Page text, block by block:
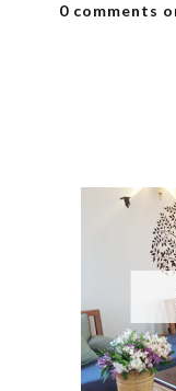
0 comments